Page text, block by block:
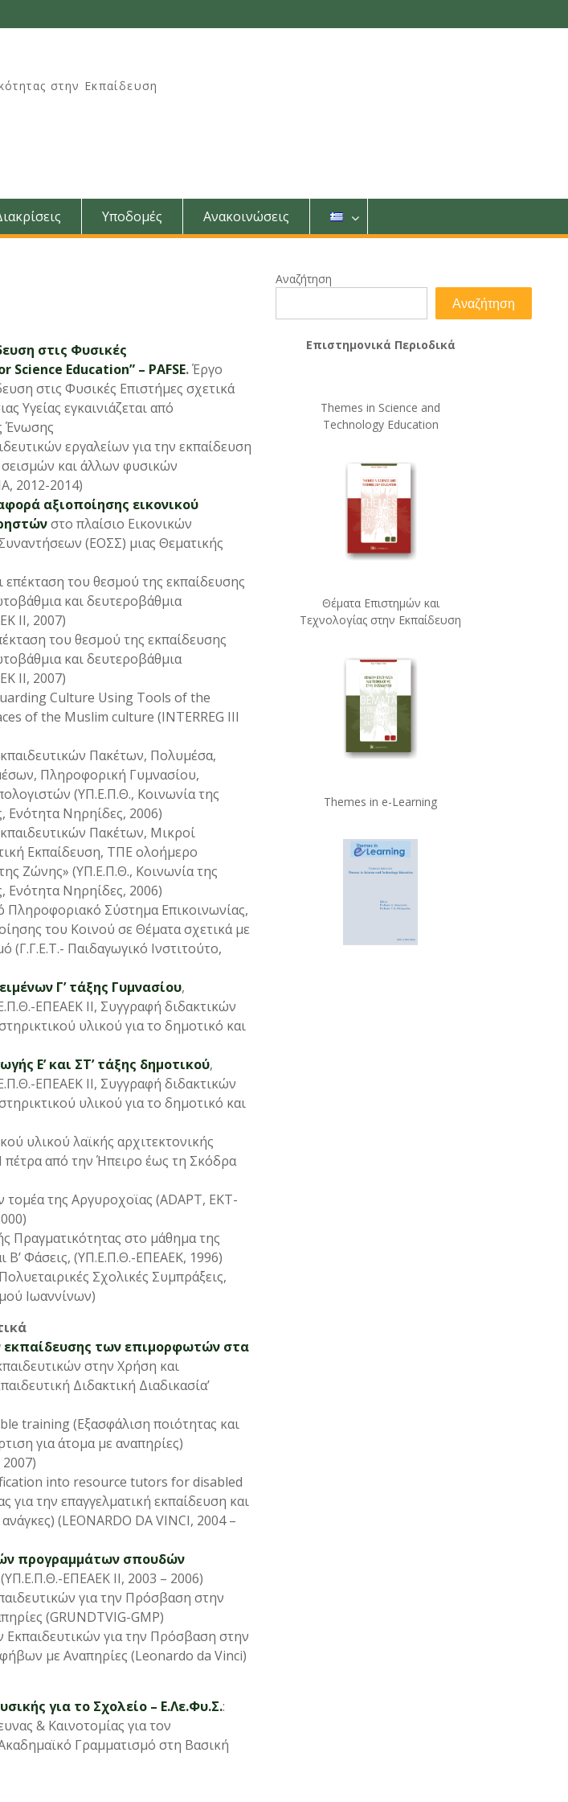
στην Εκπαίδευση
Υποδομές Ανακοινώσεις
στις Φυσικές
Education” – PAFSE.Έργο
στις Φυσικές Επιστήμες σχετικά
Υγείας εγκαινιάζεται από
Ένωσης
εργαλείων για την εκπαίδευση
και άλλων φυσικών
2012-2014)
αξιοποίησης εικονικού
στο πλαίσιο Εικονικών
(ΕΟΣΣ) μιας Θεματικής
επέκταση του θεσμού της εκπαίδευσης
και δευτεροβάθμια
ΙΙ, 2007)
του θεσμού της εκπαίδευσης
και δευτεροβάθμια
ΙΙ, 2007)
Culture Using Tools of the
of the Muslim culture (INTERREG III
Πακέτων, Πολυμέσα,
Πληροφορική Γυμνασίου,
(ΥΠ.Ε.Π.Θ., Κοινωνία της
Ενότητα Νηρηίδες, 2006)
Πακέτων, Μικροί
Εκπαίδευση, ΤΠΕ ολοήµερο
Ζώνης» (ΥΠ.Ε.Π.Θ., Κοινωνία της
Ενότητα Νηρηίδες, 2006)
Πληροφοριακό Σύστημα Επικοινωνίας,
του Κοινού σε Θέματα σχετικά με
(Γ.Γ.Ε.Τ.- Παιδαγωγικό Ινστιτούτο,
Γ’ τάξης Γυμνασίου,
ΕΠΕΑΕΚ ΙΙ, Συγγραφή διδακτικών
υλικού για το δημοτικό και
Ε’ και ΣΤ’ τάξης δημοτικού,
ΕΠΕΑΕΚ ΙΙ, Συγγραφή διδακτικών
υλικού για το δημοτικό και
υλικού λαϊκής αρχιτεκτονικής
από την Ήπειρο έως τη Σκόδρα
τομέα της Αργυροχοϊας (ADAPT, ΕΚΤ-
Πραγματικότητας στο μάθημα της
Β’ Φάσεις, (ΥΠ.Ε.Π.Θ.-ΕΠΕΑΕΚ, 1996)
Σχολικές Συμπράξεις,
Ιωαννίνων)
των επιμορφωτών στα
στην Χρήση και
Διδακτική Διαδικασία’
training (Εξασφάλιση ποιότητας και
για άτομα με αναπηρίες)
into resource tutors for disabled
για την επαγγελματική εκπαίδευση και
(LEONARDO DA VINCI, 2004 –
προγραμμάτων σπουδών
(ΥΠ.Ε.Π.Θ.-ΕΠΕΑΕΚ ΙΙ, 2003 – 2006)
για την Πρόσβαση στην
(GRUNDTVIG-GMP)
για την Πρόσβαση στην
με Αναπηρίες (Leonardo da Vinci)
για το Σχολείο – Ε.Λε.Φυ.Σ.:
& Καινοτομίας για τον
Γραμματισμό στη Βασική
Αναζήτηση
Αναζήτηση
Επιστημονικά Περιοδικά
Themes in Science and
Technology Education
Θέματα Επιστημών και
Τεχνολογίας στην Εκπαίδευση
Themes in e-Learning